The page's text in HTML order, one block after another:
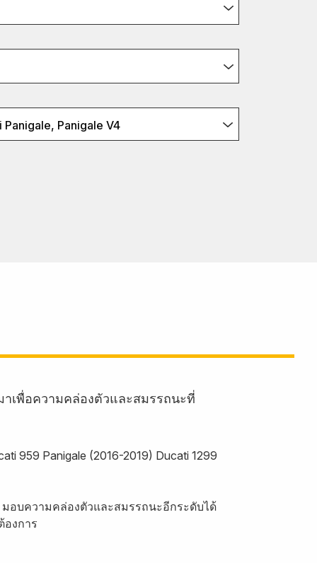
Panigale V4
เพื่อความคล่องตัวและสมรรถนะที่
959 Panigale (2016-2019) Ducati 1299
อบความคล่องตัวและสมรรถนะอีกระดับได้
งการ